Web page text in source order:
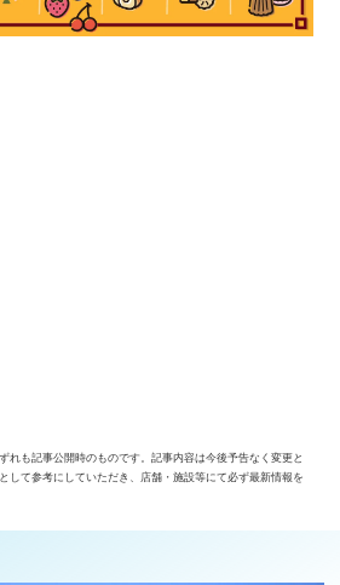
れも記事公開時のものです。記事内容は今後予告なく変更と
して参考にしていただき、店舗・施設等にて必ず最新情報を